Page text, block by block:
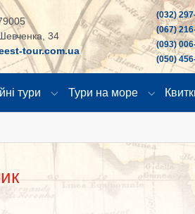
34
tour.com.ua
(032)
(067)
(093)
(050)
тури
Submenu for "Екскурсійні
Тури на море